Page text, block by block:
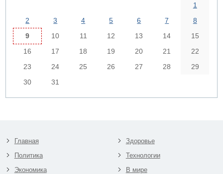
1
2
3 4 5 6 7
8
9
10 11 12 13 14
15
16
17 18 19 20 21
22
23
24 25 26 27 28
29
30
31
Главная
Политика
Экономика
Здоровье
Технологии
В мире